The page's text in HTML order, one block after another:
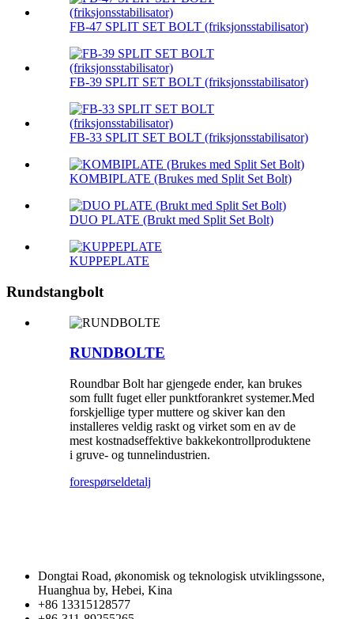
FB-47 SPLIT SET BOLT (friksjonsstabilisator)
FB-39 SPLIT SET BOLT (friksjonsstabilisator)
FB-33 SPLIT SET BOLT (friksjonsstabilisator)
KOMBIPLATE (Brukes med Split Set Bolt)
DUO PLATE (Brukt med Split Set Bolt)
KUPPEPLATE
Rundstangbolt
RUNDBOLTE
Roundbar Bolt har gjengede ender, kan brukes
som fullt fuget eller punktforankret systemer.Med
forskjellige typer muttere og skiver kan den
installeres veldig raskt og virket som en av de
mest kostnadseffektive bakkekontrollproduktene
i gruve- og tunnelindustrien.
forespørseldetalj
Dongtai Road, økonomisk og teknologisk utviklingssone,
Huanghua by, Hebei, Kina
+86 13315128577